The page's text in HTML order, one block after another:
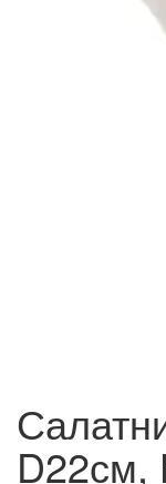
D22см,